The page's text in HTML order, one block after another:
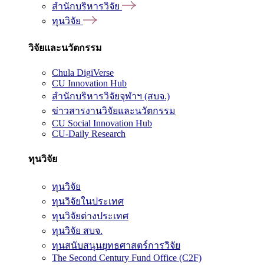
สำนักบริหารวิจัย
ทุนวิจัย
วิจัยและนวัตกรรม
Chula DigiVerse
CU Innovation Hub
สำนักบริหารวิจัยจุฬาฯ (สบจ.)
ข่าวสารงานวิจัยและนวัตกรรม
CU Social Innovation Hub
CU-Daily Research
ทุนวิจัย
ทุนวิจัย
ทุนวิจัยในประเทศ
ทุนวิจัยต่างประเทศ
ทุนวิจัย สบจ.
ทุนสนับสนุนยุทธศาสตร์การวิจัย
The Second Century Fund Office (C2F)